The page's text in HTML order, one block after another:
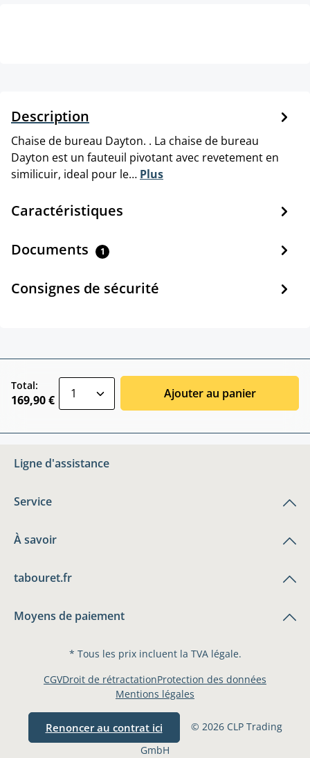
Description
Chaise de bureau Dayton. . La chaise de bureau
Dayton est un fauteuil pivotant avec revetement en
similicuir, ideal pour le… Plus
Caractéristiques
Documents 1
Consignes de sécurité
Total:
169,90 € Ajouter au panier
Ligne d'assistance
Service
À savoir
tabouret.fr
Moyens de paiement
* Tous les prix incluent la TVA légale.
Renoncer au contrat ici
© 2026 CLP Trading
GmbH
CGVDroit de rétractationProtection des données
Mentions légales